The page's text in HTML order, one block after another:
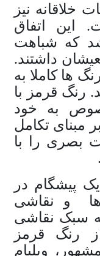
خلاقانه نیز
این اتفاق
که شباهت
داشتند.
ها کاملا به
رنگ قرمز با
به خود
مبنای تکامل
بصری را با
پیشگام در
و نقاشی
سبک نقاشی
رنگ قرمز
ویلیام